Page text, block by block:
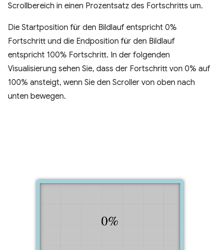
Scrollbereich in einen Prozentsatz des Fortschritts um.
Die Startposition für den Bildlauf entspricht 0%
Fortschritt und die Endposition für den Bildlauf
entspricht 100% Fortschritt. In der folgenden
Visualisierung sehen Sie, dass der Fortschritt von 0% auf
100% ansteigt, wenn Sie den Scroller von oben nach
unten bewegen.